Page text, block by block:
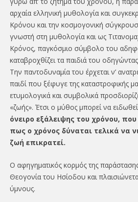
αρχαία ελληνική μυθολογία και
Κρόνου και την κοσμογονική
γνωστή στη μυθολογία και ως
Κρόνος, παγκόσμιο σύμβολο του
καταβροχθίζει τα παιδιά του
Την παντοδυναμία του έρχεται ν’
παιδί που ξέφυγε της καταστροφικής
ετυμολογικά και συμβολικά
«ζωής». Έτσι ο μύθος μπορεί να ειδωθεί
όνειρο εξάλειψης του χρόνου,
πως ο χρόνος δύναται τελικά να
ζωή επικρατεί.
Ο αφηγηματικός κορμός της
Θεογονία του Ησίοδου και
ύμνους.